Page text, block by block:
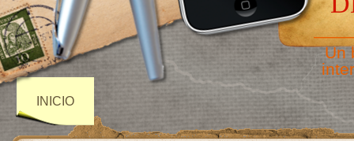
Un
INICIO